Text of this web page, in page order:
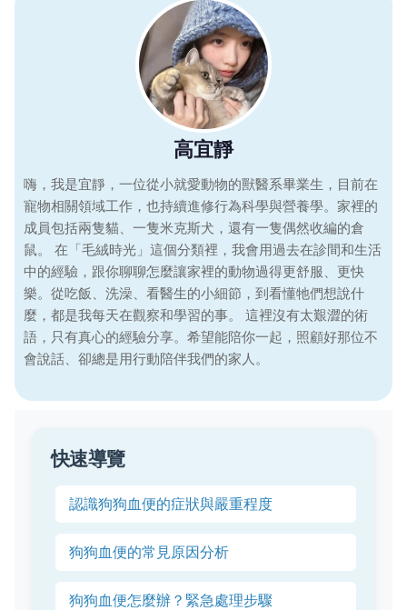
高宜靜
嗨，我是宜靜，一位從小就愛動物的獸醫系畢業生，目前在
寵物相關領域工作，也持續進修行為科學與營養學。家裡的
成員包括兩隻貓、一隻米克斯犬，還有一隻偶然收編的倉
鼠。 在「毛絨時光」這個分類裡，我會用過去在診間和生活
中的經驗，跟你聊聊怎麼讓家裡的動物過得更舒服、更快
樂。從吃飯、洗澡、看醫生的小細節，到看懂牠們想說什
麼，都是我每天在觀察和學習的事。 這裡沒有太艱澀的術
語，只有真心的經驗分享。希望能陪你一起，照顧好那位不
會說話、卻總是用行動陪伴我們的家人。
快速導覽
認識狗狗血便的症狀與嚴重程度
狗狗血便的常見原因分析
狗狗血便怎麼辦？緊急處理步驟